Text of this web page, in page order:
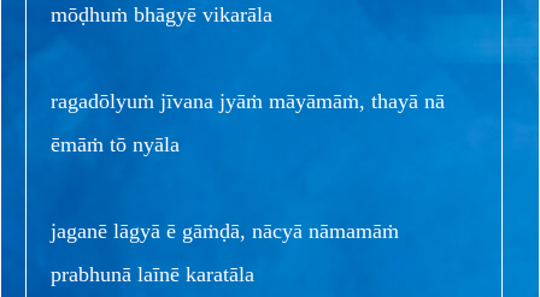
mōḍhuṁ bhāgyē vikarāla
ragadōlyuṁ jīvana jyāṁ māyāmāṁ, thayā nā
ēmāṁ tō nyāla
jaganē lāgyā ē gāṁḍā, nācyā nāmamāṁ
prabhunā laīnē karatāla